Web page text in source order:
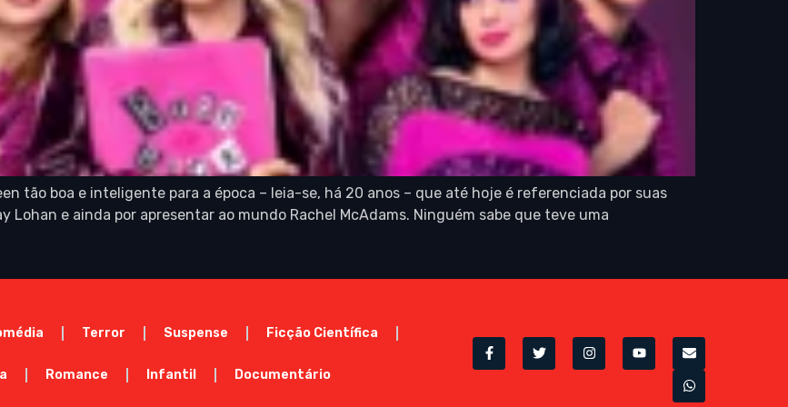
tão boa e inteligente para a época – leia-se, há 20 anos – que até hoje é referenciada por suas
Lohan e ainda por apresentar ao mundo Rachel McAdams. Ninguém sabe que teve uma
Terror Suspense Ficção Científica
Romance Infantil Documentário